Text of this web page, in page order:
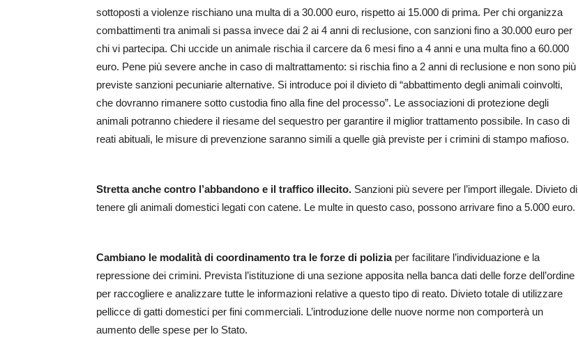
sottoposti a violenze rischiano una multa di a 30.000 euro, rispetto ai 15.000 di prima. Per chi organizza
combattimenti tra animali si passa invece dai 2 ai 4 anni di reclusione, con sanzioni fino a 30.000 euro per
chi vi partecipa. Chi uccide un animale rischia il carcere da 6 mesi fino a 4 anni e una multa fino a 60.000
euro. Pene più severe anche in caso di maltrattamento: si rischia fino a 2 anni di reclusione e non sono più
previste sanzioni pecuniarie alternative. Si introduce poi il divieto di “abbattimento degli animali coinvolti,
che dovranno rimanere sotto custodia fino alla fine del processo”. Le associazioni di protezione degli
animali potranno chiedere il riesame del sequestro per garantire il miglior trattamento possibile. In caso di
reati abituali, le misure di prevenzione saranno simili a quelle già previste per i crimini di stampo mafioso.
Stretta anche contro l’abbandono e il traffico illecito. Sanzioni più severe per l’import illegale. Divieto di
tenere gli animali domestici legati con catene. Le multe in questo caso, possono arrivare fino a 5.000 euro.
Cambiano le modalità di coordinamento tra le forze di polizia per facilitare l’individuazione e la
repressione dei crimini. Prevista l’istituzione di una sezione apposita nella banca dati delle forze dell’ordine
per raccogliere e analizzare tutte le informazioni relative a questo tipo di reato. Divieto totale di utilizzare
pellicce di gatti domestici per fini commerciali. L’introduzione delle nuove norme non comporterà un
aumento delle spese per lo Stato.